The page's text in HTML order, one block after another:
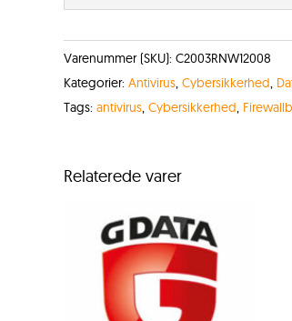
Varenummer (SKU): C2003RNW12008
Kategorier: Antivirus, Cybersikkerhed,
Tags: antivirus, Cybersikkerhed,
Relaterede varer